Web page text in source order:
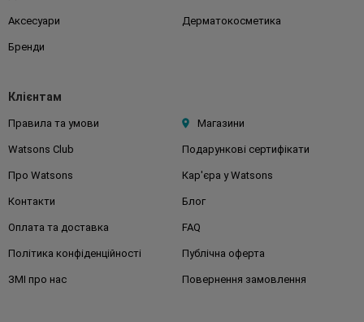
Аксесуари Дерматокосметика
Бренди
Клієнтам
Правила та умови Магазини
Watsons Club Подарункові сертифікати
Про Watsons Кар'єра у Watsons
Контакти Блог
Оплата та доставка FAQ
Політика конфіденційності Публічна оферта
ЗМІ про нас Повернення замовлення